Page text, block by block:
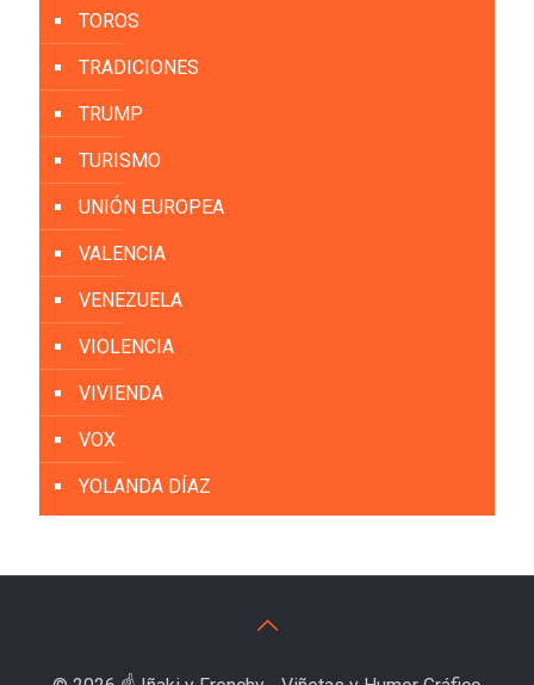
TOROS
TRADICIONES
TRUMP
TURISMO
UNIÓN EUROPEA
VALENCIA
VENEZUELA
VIOLENCIA
VIVIENDA
VOX
YOLANDA DÍAZ